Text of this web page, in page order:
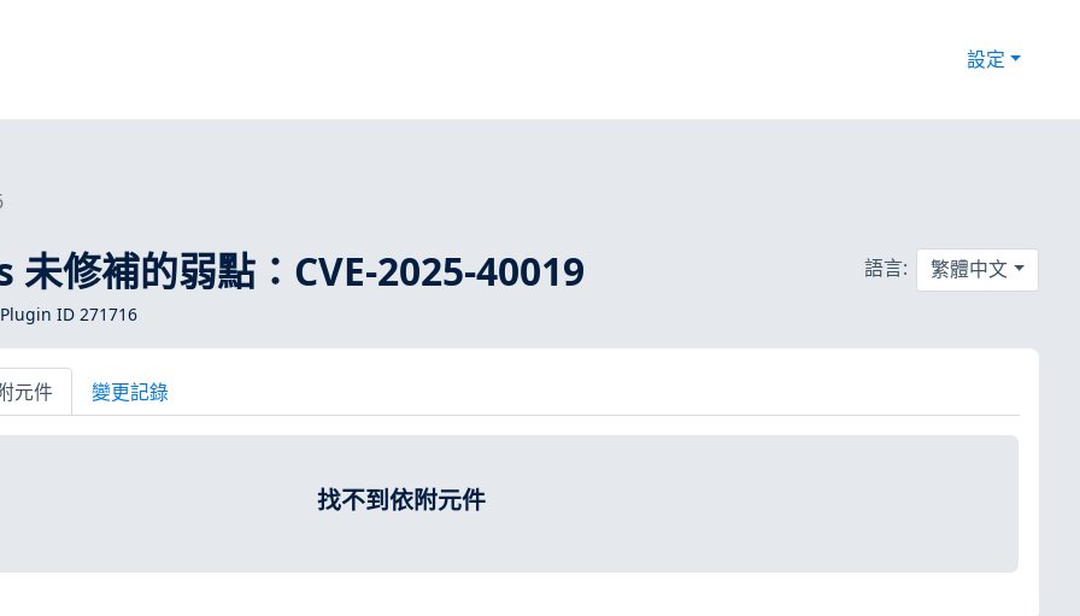
設定
修補的弱點：CVE-2025-40019
ID 271716
語言: 繁體中文
元件 變更記錄
找不到依附元件